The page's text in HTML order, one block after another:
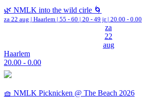
🌿 NMLK into the wild cirle 🌀
za 22 aug | Haarlem | 55 - 60 | 20 - 49 jr | 20.00 - 0.00
za
22
aug
Haarlem
20.00 - 0.00
🧺 NMLK Picknicken @ The Beach 2026